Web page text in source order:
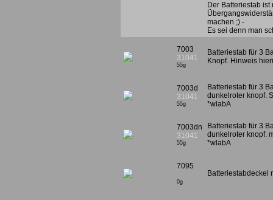
Der Batteriestab
machen ;) -
Es sei denn man
7003
31041
55g
Batteriestab für 3
Knopf. Hinweis
7003d
31041
55g
Batteriestab für 3
dunkelroter knopf.
*wlabA
7003dn
31041
55g
Batteriestab für 3
dunkelroter knopf.
*wlabA
7095
0g
Batteriestabdeckel